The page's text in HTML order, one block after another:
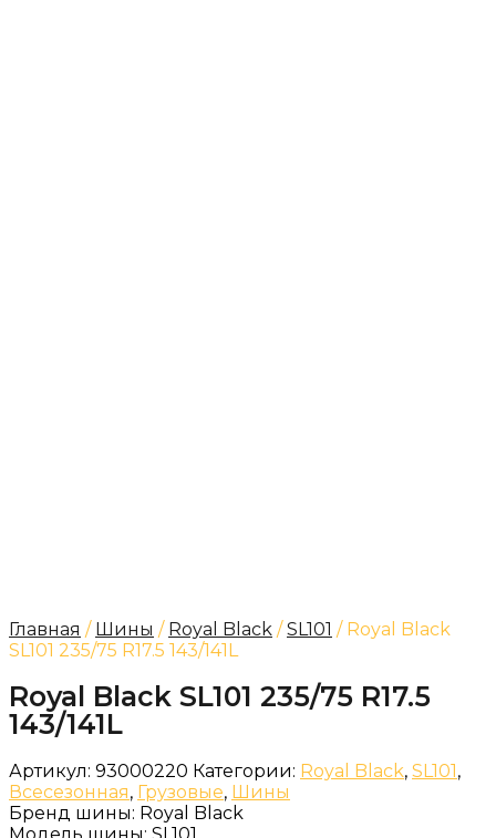
Главная / Шины / Royal Black /SL101 / Royal Black
SL101 235/75 R17.5 143/141L
Royal Black SL101 235/75 R17.5
143/141L
Артикул: 93000220 Категории: Royal Black, SL101,
Всесезонная, Грузовые, Шины
Бренд шины: Royal Black